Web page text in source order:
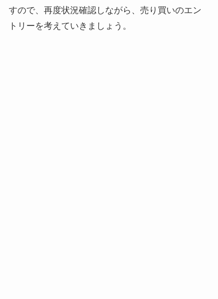
すので、再度状況確認しながら、売り買いのエン
トリーを考えていきましょう。